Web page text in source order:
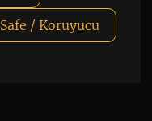
Safe / Koruyucu